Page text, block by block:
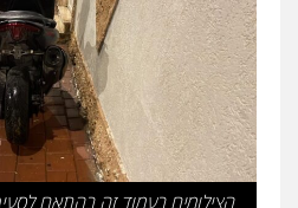
0549475678
מנשה, אלמוג –
פלילי עבירות
עורכי דין לענייני
0546470989
הצילומים בעמוד זה בהתאם לסעיף 27א לחוק זכויות